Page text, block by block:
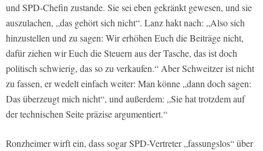
und SPD-Chefin zustande. Sie sei eben gekränkt gewesen, und sie
auszulachen, „das gehört sich nicht“. Lanz hakt nach: „Also sich
hinzustellen und zu sagen: Wir erhöhen Euch die Beiträge nicht,
dafür ziehen wir Euch die Steuern aus der Tasche, das ist doch
politisch schwierig, das so zu verkaufen.“ Aber Schweitzer ist nicht
zu fassen, er wedelt einfach weiter: Man könne „dann doch sagen:
Das überzeugt mich nicht“, und außerdem: „Sie hat trotzdem auf
der technischen Seite präzise argumentiert.“
Ronzheimer wirft ein, dass sogar SPD-Vertreter „fassungslos“ über